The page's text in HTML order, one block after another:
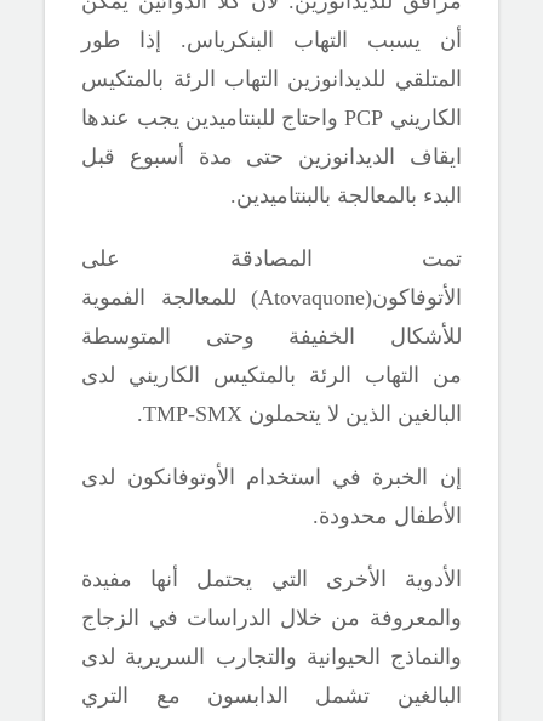
أن يسبب التهاب البنكرياس. إذا طور
المتلقي للديدانوزين التهاب الرئة بالمتكيس
الكاريني PCPواحتاج للبنتاميدين يجب عندها
ايقاف الديدانوزين حتى مدة أسبوع قبل
البدء بالمعالجة بالبنتاميدين.
تمت المصادقة على
الأتوفاكون(Atovaquone) للمعالجة الفموية
للأشكال الخفيفة وحتى المتوسطة
من
التهاب الرئة بالمتكيس الكاريني لدى
البالغين الذين لا يتحملونTMP-SMX.
إن الخبرة في استخدام الأوتوفانكون لدى
الأطفال محدودة.
الأدوية الأخرى التي يحتمل أنها مفيدة
والمعروفة من خلال الدراسات في الزجاج
والنماذج الحيوانية والتجارب السريرية لدى
البالغين تشمل الدابسون مع التري